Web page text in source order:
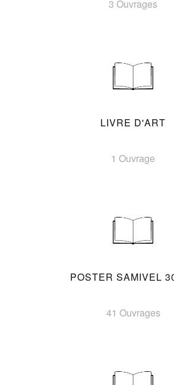
3 Ouvrages
LIVRE D'ART
1 Ouvrage
POSTER SAMIVEL
41 Ouvrages